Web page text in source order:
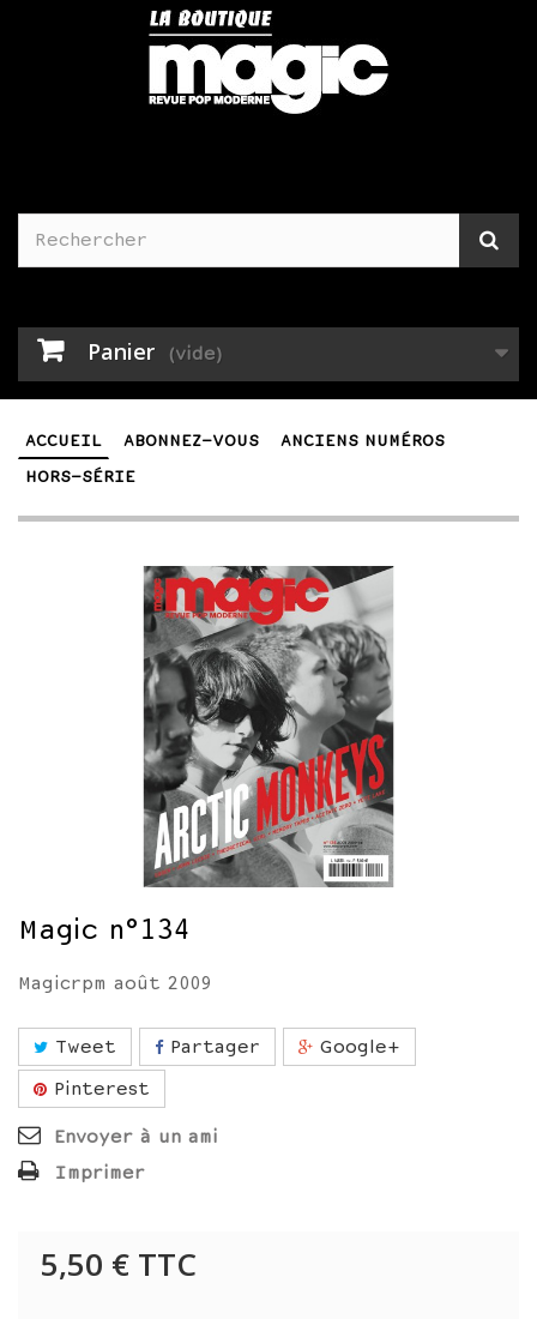
Panier (vide)
ACCUEIL ABONNEZ-VOUS
ANCIENS NUMÉROS
HORS-SÉRIE
Magic n°134
Magicrpm août 2009
Tweet Partager
Google+
Pinterest
Envoyer à un ami
Imprimer
5,50 € TTC